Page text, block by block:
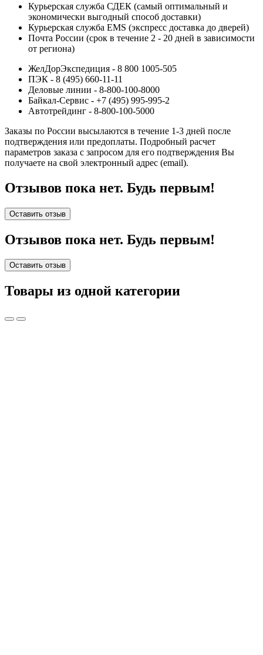
Курьерская служба СДЕК (самый оптимальный и
экономически выгодный способ доставки)
Курьерская служба EMS (экспресс доставка до дверей)
Почта России (срок в течение 2 - 20 дней в зависимости
от региона)
ЖелДорЭкспедиция - 8 800 1005-505
ПЭК - 8 (495) 660-11-11
Деловые линии - 8-800-100-8000
Байкал-Сервис - +7 (495) 995-995-2
Автотрейдинг - 8-800-100-5000
Заказы по России высылаются в течение 1-3 дней после
подтверждения или предоплаты. Подробный расчет
параметров заказа с запросом для его подтверждения Вы
получаете на свой электронный адрес (email).
Отзывов пока нет. Будь первым!
Оставить отзыв
Отзывов пока нет. Будь первым!
Оставить отзыв
Товары из одной категории